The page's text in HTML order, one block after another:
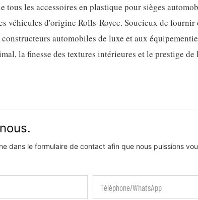
les accessoires en plastique pour sièges
véhicules d'origine Rolls-Royce. Soucieux de fournir
automobiles de luxe et aux
la finesse des textures intérieures et le prestige de
dans le formulaire de contact afin que nous puissions
Téléphone/WhatsApp